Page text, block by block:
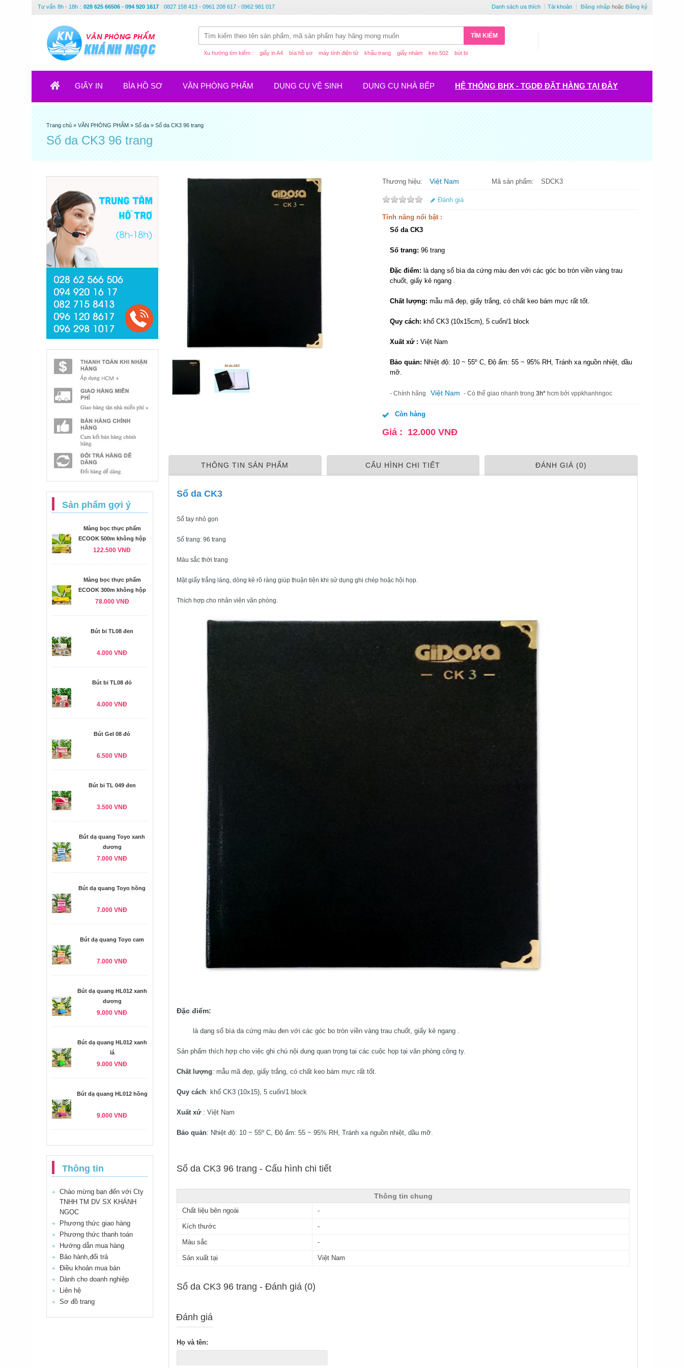
Tư vấn 8h - 18h : 028 625 66506 - 094 920 1617 0827 158 413 - 0961 208 617 - 0962 981 017 Danh sách ưa thích Tài khoản Đăng nhập hoặc Đăng ký
TÌM KIẾM
Xu hướng tìm kiếm : giấy in A4 bìa hồ sơ máy tính điện tử khẩu trang giấy nhám keo 502 bút bi
GIẤY IN BÌA HỒ SƠ VĂN PHÒNG PHẨM DỤNG CỤ VỆ SINH DỤNG CỤ NHÀ BẾP HỆ THỐNG BHX - TGDĐ ĐẶT HÀNG TẠI ĐÂY
Trang chủ»VĂN PHÒNG PHẨM »Sổ da »Sổ da CK3 96 trang
Sổ da CK3 96 trang
Sản phẩm gợi ý
Màng bọc thực phẩm
ECOOK 500m không hộp
122.500 VNĐ
Màng bọc thực phẩm
ECOOK 300m không hộp
78.000 VNĐ
Bút bi TL08 đen
4.000 VNĐ
Bút bi TL08 đỏ
4.000 VNĐ
Bút Gel 08 đỏ
6.500 VNĐ
Bút bi TL 049 đen
3.500 VNĐ
Bút dạ quang Toyo xanh
dương
7.000 VNĐ
Bút dạ quang Toyo hồng
7.000 VNĐ
Bút dạ quang Toyo cam
7.000 VNĐ
Bút dạ quang HL012 xanh
dương
9.000 VNĐ
Bút dạ quang HL012 xanh
lá
9.000 VNĐ
Bút dạ quang HL012 hồng
9.000 VNĐ
Thông tin
Chào mừng bạn đến với Cty
TNHH TM DV SX KHÁNH
NGỌC
Phương thức giao hàng
Phương thức thanh toán
Hướng dẫn mua hàng
Bảo hành,đổi trả
Điều khoản mua bán
Dành cho doanh nghiệp
Liên hệ
Sơ đồ trang
Thương hiệu: Việt Nam Mã sản phẩm: SDCK3
Đánh giá
Tính năng nổi bật :
Sổ da CK3
Số trang: 96 trang
Đặc điểm: là dạng sổ bìa da cứng màu đen với các góc bo tròn viền vàng trau
chuốt, giấy kẻ ngang .
Chất lượng: mẫu mã đẹp, giấy trắng, có chất keo bám mực rất tốt.
Quy cách: khổ CK3 (10x15cm), 5 cuốn/1 block
Xuất xứ : Việt Nam
Bảo quản: Nhiệt độ: 10 ~ 55º C, Độ ẩm: 55 ~ 95% RH, Tránh xa nguồn nhiệt, dầu
mỡ.
- Chính hãng Việt Nam - Có thể giao nhanh trong 3h* hcm bởi vppkhanhngoc
Còn hàng
Giá : 12.000 VNĐ
THÔNG TIN SẢN PHẨM CẤU HÌNH CHI TIẾT ÐÁNH GIÁ (0)
Sổ da CK3
Sổ tay nhỏ gọn
Số trang: 96 trang
Màu sắc thời trang
Mặt giấy trắng láng, dòng kẻ rõ ràng giúp thuận tiện khi sử dụng ghi chép hoặc hội họp.
Thích hợp cho nhân viên văn phòng.
Đặc điểm:
là dạng sổ bìa da cứng màu đen với các góc bo tròn viền vàng trau chuốt, giấy kẻ ngang .
Sản phẩm thích hợp cho việc ghi chú nội dung quan trọng tại các cuộc họp tại văn phòng công ty.
Chất lượng: mẫu mã đẹp, giấy trắng, có chất keo bám mực rất tốt.
Quy cách: khổ CK3 (10x15), 5 cuốn/1 block
Xuất xứ : Việt Nam
Bảo quản: Nhiệt độ: 10 ~ 55º C, Độ ẩm: 55 ~ 95% RH, Tránh xa nguồn nhiệt, dầu mỡ.
Sổ da CK3 96 trang - Cấu hình chi tiết
Thông tin chung
Chất liệu bên ngoài -
Kích thước -
Màu sắc -
Sản xuất tại Việt Nam
Sổ da CK3 96 trang - Ðánh giá (0)
Đánh giá
Họ và tên: